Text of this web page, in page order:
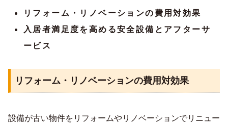
リフォーム・リノベーションの費用対効果
入居者満足度を高める安全設備とアフターサ
ービス
リフォーム・リノベーションの費用対効果
設備が古い物件をリフォームやリノベーションでリニュー